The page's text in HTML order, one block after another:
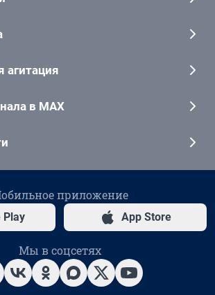
агитация
в MAX
приложение
Play App Store
Мы в соцсетях